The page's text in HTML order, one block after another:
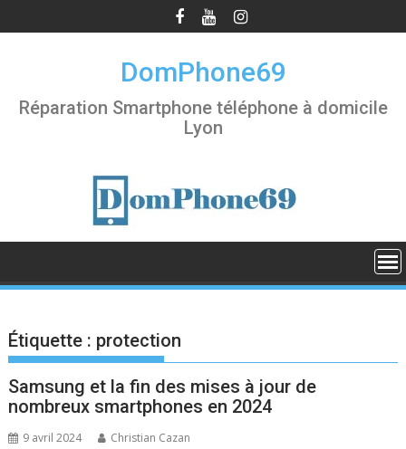
k
DomPhone69
Réparation Smartphone téléphone à domicile
Lyon
Étiquette : protection
Samsung et la fin des mises à jour de
nombreux smartphones en 2024
9 avril 2024 Christian Cazan